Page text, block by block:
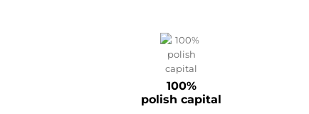
100%
polish capital